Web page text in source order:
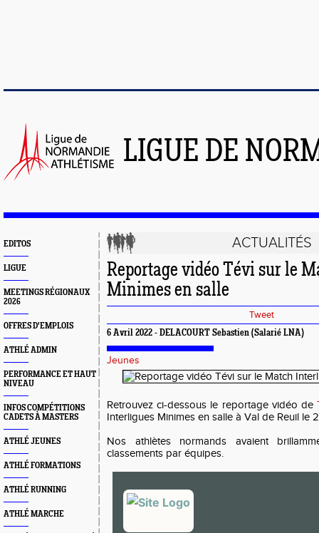
LIGUE DE
EDITOS
LIGUE
MEETINGS RÉGIONAUX
2026
OFFRES D'EMPLOIS
ATHLÉ ADMIN
PERFORMANCE ET HAUT
NIVEAU
INFOS COMPÉTITIONS
CADETS À MASTERS
ATHLÉ JEUNES
ATHLÉ FORMATIONS
ATHLÉ RUNNING
ATHLÉ MARCHE
ACTUALITÉS
Reportage vidéo Tévi sur le
Minimes en salle
Tweet
6 Avril 2022 - DELACOURT Sebastien (Salarié LNA)
Jeunes
Retrouvez ci-dessous le reportage vidéo de
Interligues Minimes en salle à Val de Reuil le
Nos athlètes normands avaient
classements par équipes.